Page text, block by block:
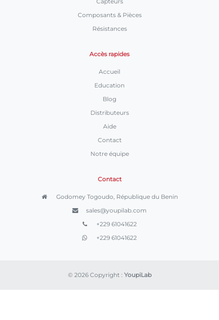
Composants & Pièces
Résistances
Accès rapides
Accueil
Education
Blog
Distributeurs
Aide
Contact
Notre équipe
Contact
Godomey Togoudo, République du Benin
sales@youpilab.com
+229 61041622
+229 61041622
© 2026 Copyright : YoupiLab